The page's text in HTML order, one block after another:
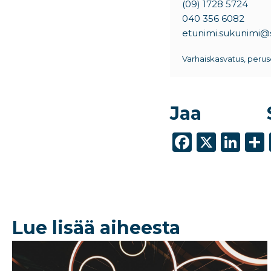
(09) 1728 5724
040 356 6082
Varhaiskasvatus,
Jaa
F
o
o
X Li
n
Lue lisää aiheesta